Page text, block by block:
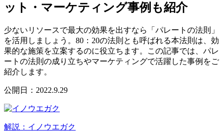
ット・マーケティング事例も紹介
少ないリソースで最大の効果を出すなら「パレートの法則」
を活用しましょう。80：20の法則とも呼ばれる本法則は、効
果的な施策を立案するのに役立ちます。この記事では、パレ
ートの法則の成り立ちやマーケティングで活躍した事例をご
紹介します。
公開日：2022.9.29
解説：イノウエガク